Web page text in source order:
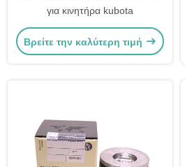
για κινητήρα kubota
Βρείτε την καλύτερη τιμή